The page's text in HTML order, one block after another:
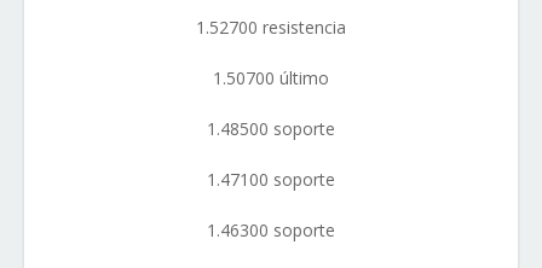
1.52700 resistencia
1.50700 último
1.48500 soporte
1.47100 soporte
1.46300 soporte